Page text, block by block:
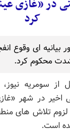
در «غازی
کرد
بیانیه ای وقوع
شدت محکوم کرد.
از سومریه
اخیر در شهر
لزوم تلاش های
است.